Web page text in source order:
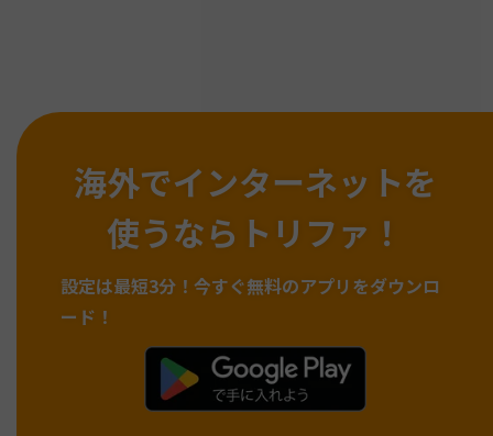
海外でインターネットを
使うならトリファ！
設定は最短3分！ 今すぐ無料のアプリをダウンロ
ード！